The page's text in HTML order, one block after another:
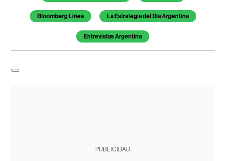
Bloomberg Línea La Estrategia del Día Argentina
Entrevistas Argentina
PUBLICIDAD